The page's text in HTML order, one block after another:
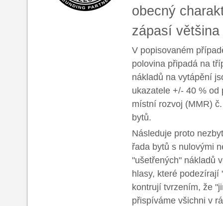
obecný
zápasí
V popisovaném
polovina připadá na
nákladů na vytápění
ukazatele +/- 40 % od
místní rozvoj (MMR)
bytů.
Následuje proto
řada bytů s nulovými
"ušetřených" nákladů
hlasy, které podezírají
kontrují tvrzením, že
přispíváme všichni v